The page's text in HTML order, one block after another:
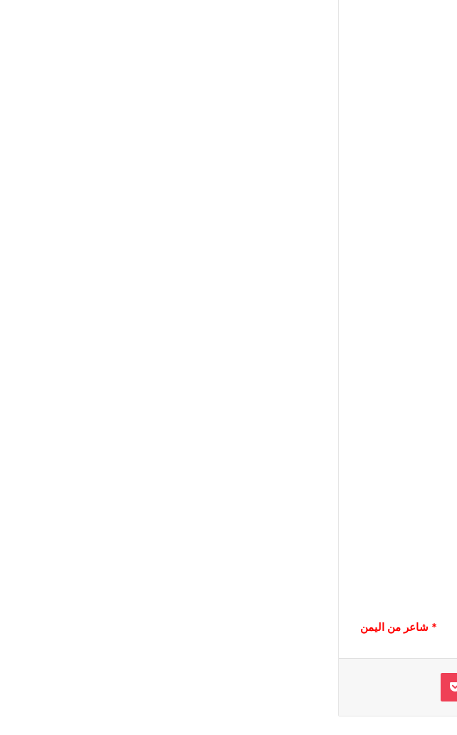
* شاعر من اليمن